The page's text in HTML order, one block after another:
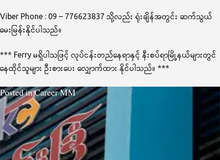
Viber Phone : 09 – 776623837 သို့လည်း ရုံးချိန်အတွင်း ဆက်သွယ်
မေးမြန်းနိုင်ပါသည်။
*** Ferry မရှိပါသဖြင့် လုပ်ငန်းတည်နေရာနှင့် နီးစပ်ရာမြို့နယ်များတွင်
နေထိုင်သူများ ဦးစားပေး လျှောက်ထား နိုင်ပါသည်။ ***
Posted inCareer MM